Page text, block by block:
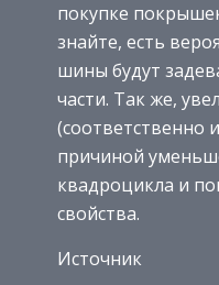
покупке
знайте, есть
шины будут
части. Так же,
(соответственно
причиной
квадроцикла и
свойства.
Источник